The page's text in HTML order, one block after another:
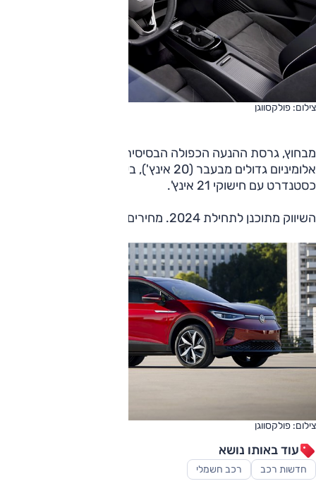
צילום: פולקסווגן
מבחוץ, גרסת ההנעה הכפולה הבסיסית כוללת כעת חישוקי
כסטנדרט עם חישוקי 21 אינץ'.
השיווק מתוכנן לתחילת 2024. מחירים טרם פורסמו.
צילום: פולקסווגן
עוד באותו נושא
חדשות רכב רכב חשמלי